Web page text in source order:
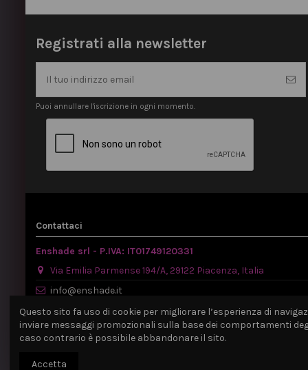
Registrati alla newsletter
Puoi annullare l'iscrizione in ogni momento.
Contattaci
Enshade srl - P.IVA: IT01749120331
Via Emilia Parmense 194/A, 29122 Piacenza, Italia
info@enshade.it
P.IVA: IT01749120331
Questo sito fa uso di cookie per migliorare l’esperienza di
inviare messaggi promozionali sulla base dei comportamenti
caso contrario è possibile abbandonare il sito.
Accetta